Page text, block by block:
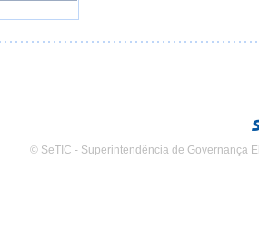
© SeTIC - Superintendência de Governança